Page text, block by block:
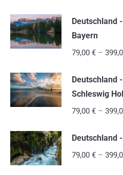
Deutschland
Bayern
79,00 € –
Deutschland
Schleswig
79,00 € –
Deutschland
79,00 € –